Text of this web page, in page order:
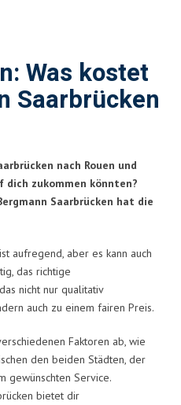
Was kostet
Saarbrücken
nach Rouen und
dich zukommen könnten?
Saarbrücken hat die
aufregend, aber es kann auch
das richtige
nicht nur qualitativ
auch zu einem fairen Preis.
Faktoren ab, wie
den beiden Städten, der
gewünschten Service.
bietet dir